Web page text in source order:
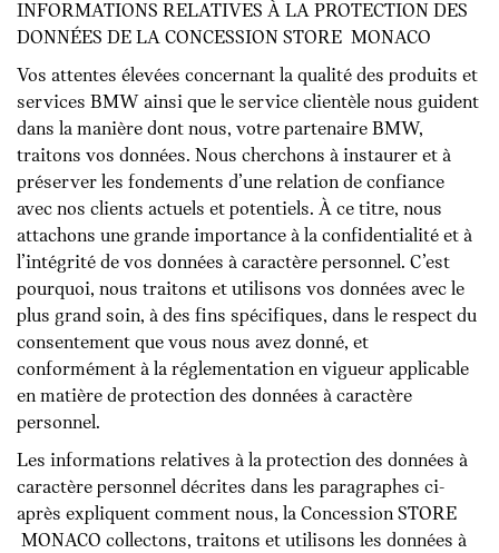
INFORMATIONS RELATIVES À LA PROTECTION DES
DONNÉES DE LA CONCESSION STORE MONACO
Vos attentes élevées concernant la qualité des produits et
services BMW ainsi que le service clientèle nous guident
dans la manière dont nous, votre partenaire BMW,
traitons vos données. Nous cherchons à instaurer et à
préserver les fondements d’une relation de confiance
avec nos clients actuels et potentiels. À ce titre, nous
attachons une grande importance à la confidentialité et à
l’intégrité de vos données à caractère personnel. C’est
pourquoi, nous traitons et utilisons vos données avec le
plus grand soin, à des fins spécifiques, dans le respect du
consentement que vous nous avez donné, et
conformément à la réglementation en vigueur applicable
en matière de protection des données à caractère
personnel.
Les informations relatives à la protection des données à
caractère personnel décrites dans les paragraphes ci-
après expliquent comment nous, la Concession STORE
MONACO collectons, traitons et utilisons les données à